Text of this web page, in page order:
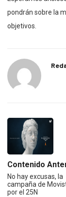
pondrán sobre la
objetivos.
Contenido
No hay excusas, la
campaña de
por el 25N